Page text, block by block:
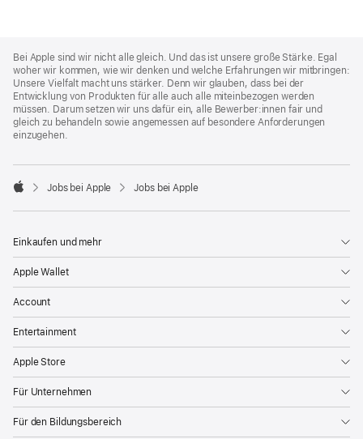
Footer
Bei Apple sind wir nicht alle gleich. Und das ist unsere große Stärke. Egal
woher wir kommen, wie wir denken und welche Erfahrungen wir mitbringen:
Unsere Vielfalt macht uns stärker. Denn wir glauben, dass bei der
Entwicklung von Produkten für alle auch alle miteinbezogen werden
müssen. Darum setzen wir uns dafür ein, alle Bewerber:innen fair und
gleich zu behandeln sowie angemessen auf besondere Anforderungen
einzugehen.

Jobs bei Apple Jobs bei Apple
Einkaufen und mehr
Apple Wallet
Account
Entertainment
Apple Store
Für Unternehmen
Für den Bildungsbereich